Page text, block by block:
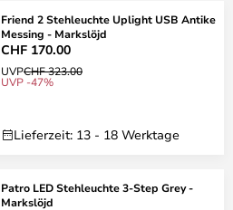
Friend 2 Stehleuchte Uplight USB Antike
Messing - Markslöjd
CHF 170.00
UVPCHF 323.00
UVP -47%
Lieferzeit: 13 - 18 Werktage
Patro LED Stehleuchte 3-Step Grey -
Markslöjd